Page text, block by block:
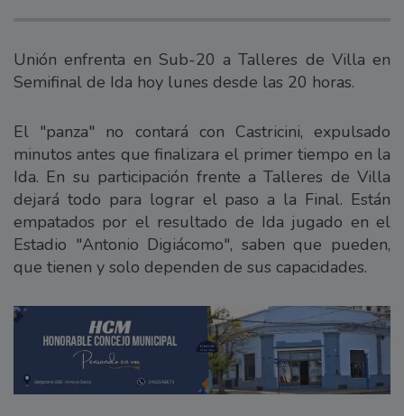
Unión enfrenta en Sub-20 a Talleres de Villa en
Semifinal de Ida hoy lunes desde las 20 horas.
El "panza" no contará con Castricini, expulsado
minutos antes que finalizara el primer tiempo en la
Ida. En su participación frente a Talleres de Villa
dejará todo para lograr el paso a la Final. Están
empatados por el resultado de Ida jugado en el
Estadio "Antonio Digiácomo", saben que pueden,
que tienen y solo dependen de sus capacidades.